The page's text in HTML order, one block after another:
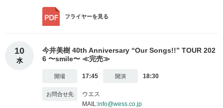
フライヤーを見る
10
水
今井美樹 40th Anniversary “Our Songs!!” TOUR 202
6 〜smile〜 ≪完売≫
17:45 18:30
ウエス
MAIL:info@wess.co.jp